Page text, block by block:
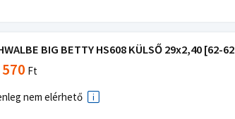
BIG BETTY HS608 KÜLSŐ 29x2,40 [62-
Ft
nem elérhető